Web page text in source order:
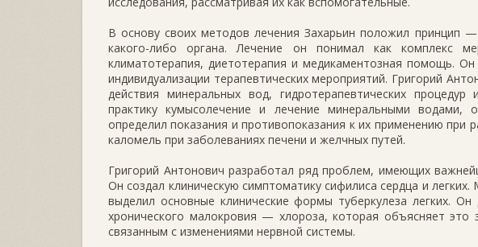
В основу своих методов лечения Захарьин положил принцип
какого-либо органа. Лечение он понимал как комплекс
климатотерапия, диетотерапия и медикаментозная помощь.
индивидуализации терапевтических мероприятий. Григорий
действия минеральных вод, гидротерапевтических
практику кумысолечение и лечение минеральными водами,
определил показания и противопоказания к их применению при
каломель при заболеваниях печени и желчных путей.
Григорий Антонович разработал ряд проблем, имеющих
Он создал клиническую симптоматику сифилиса сердца и
выделил основные клинические формы туберкулеза легких.
хронического малокровия — хлороза, которая объясняет это
связанным с изменениями нервной системы.